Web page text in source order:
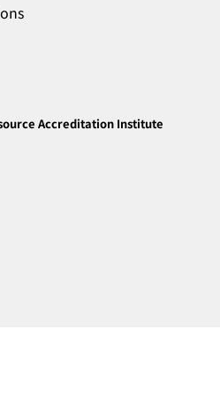
Accreditation Institute